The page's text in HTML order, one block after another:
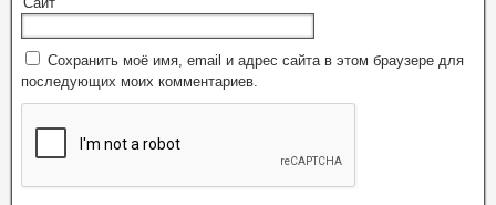
Сохранить моё имя, email и адрес сайта в этом браузере для
последующих моих комментариев.